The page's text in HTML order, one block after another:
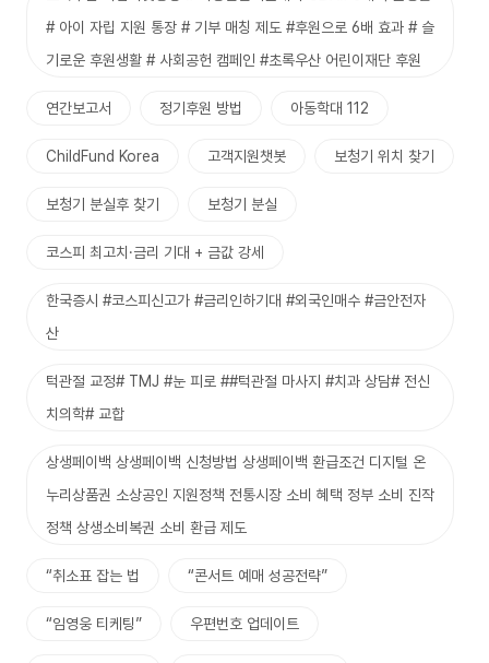
# 아이 자립 지원 통장 # 기부 매칭 제도 #후원으로 6배 효과 # 슬
기로운 후원생활 # 사회공헌 캠페인 #초록우산 어린이재단 후원
연간보고서 정기후원 방법 아동학대 112
ChildFund Korea 고객지원챗봇 보청기 위치 찾기
보청기 분실후 찾기 보청기 분실
코스피 최고치·금리 기대 + 금값 강세
한국증시 #코스피신고가 #금리인하기대 #외국인매수 #금안전자
산
턱관절 교정# TMJ #눈 피로 ##턱관절 마사지 #치과 상담# 전신
치의학# 교합
상생페이백 상생페이백 신청방법 상생페이백 환급조건 디지털 온
누리상품권 소상공인 지원정책 전통시장 소비 혜택 정부 소비 진작
정책 상생소비복권 소비 환급 제도
“취소표 잡는 법 “콘서트 예매 성공전략”
“임영웅 티케팅” 우편번호 업데이트